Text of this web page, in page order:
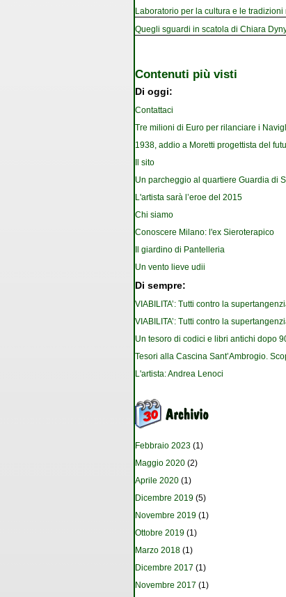
Laboratorio per la cultura e le
Quegli sguardi in scatola di Chiara
Contenuti più visti
Di oggi:
Contattaci
Tre milioni di Euro per rilanciare i
1938, addio a Moretti progettista del
Il sito
Un parcheggio al quartiere Guardia di
L'artista sarà l’eroe del 2015
Chi siamo
Conoscere Milano: l'ex Sieroterapico
Il giardino di Pantelleria
Un vento lieve udii
Di sempre:
VIABILITA’: Tutti contro la
VIABILITA’: Tutti contro la
Un tesoro di codici e libri antichi dopo
Tesori alla Cascina Sant’Ambrogio.
L'artista: Andrea Lenoci
Febbraio 2023 (1)
Maggio 2020 (2)
Aprile 2020 (1)
Dicembre 2019 (5)
Novembre 2019 (1)
Ottobre 2019 (1)
Marzo 2018 (1)
Dicembre 2017 (1)
Novembre 2017 (1)